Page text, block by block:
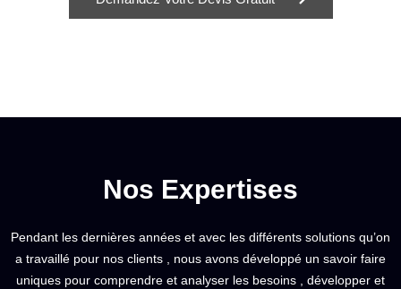
Nos Expertises
Pendant les dernières années et avec les différents solutions qu’on
a travaillé pour nos clients , nous avons développé un savoir faire
uniques pour comprendre et analyser les besoins , développer et